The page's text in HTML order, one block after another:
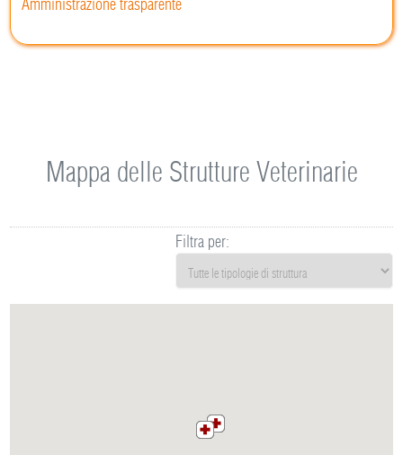
Mappa delle Strutture Veterinarie
Filtra per: